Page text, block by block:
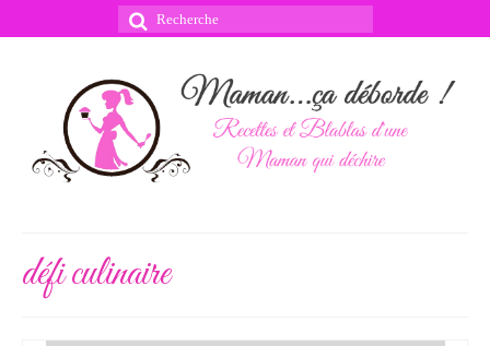
Rechercher
défi culinaire